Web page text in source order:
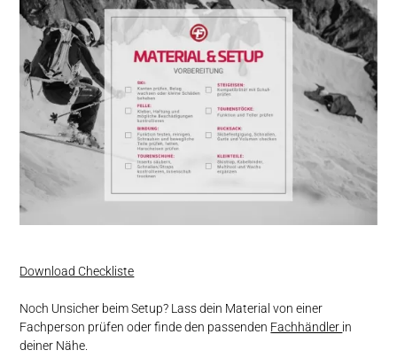
Download Checkliste
Noch Unsicher beim Setup? Lass dein Material von einer
Fachperson prüfen oder finde den passenden Fachhändler in
deiner Nähe.